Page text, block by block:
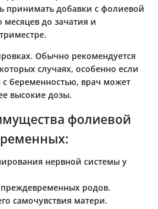
принимать добавки с фолиевой
месяцев до зачатия и
Обычно рекомендуется
случаях, особенно если
беременностью, врач может
высокие дозы.
фолиевой
нервной системы у
родов.
самочувствия матери.